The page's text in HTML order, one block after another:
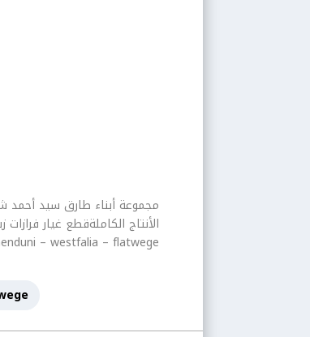
– westfalia – flatwege